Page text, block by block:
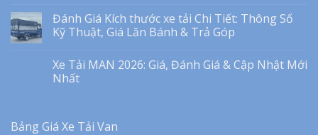
Đánh Giá Kích thước xe tải Chi Tiết: Thông Số
Kỹ Thuật, Giá Lăn Bánh & Trả Góp
Xe Tải MAN 2026: Giá, Đánh Giá & Cập Nhật Mới
Nhất
Bảng Giá Xe Tải Van